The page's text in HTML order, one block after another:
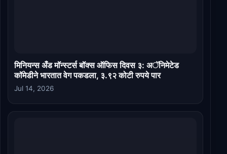
मिनियन्स अँड मॉन्स्टर्स बॉक्स ऑफिस दिवस ३: अॅनिमेटेड
कॉमेडीने भारतात वेग पकडला, ३.९२ कोटी रुपये पार
Jul 14, 2026